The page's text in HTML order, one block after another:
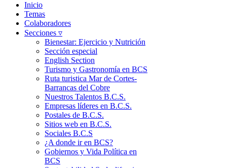
Inicio
Temas
Colaboradores
Secciones ▿
Bienestar: Ejercicio y Nutrición
Sección especial
English Section
Turismo y Gastronomía en BCS
Ruta turistica Mar de Cortes-
Barrancas del Cobre
Nuestros Talentos B.C.S.
Empresas líderes en B.C.S.
Postales de B.C.S.
Sitios web en B.C.S.
Sociales B.C.S
¿A donde ir en BCS?
Gobiernos y Vida Política en
BCS